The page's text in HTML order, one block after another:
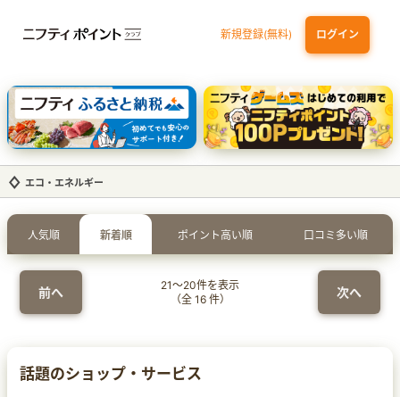
新規登録(無料) ログイン
dカード GOLD 三井住友カード ゴールド（NL）（家族カード発行）
【実質初月無料】DMM | Disney+(ディズニープラス) セットプラン
SBI証券 確定拠出年金（iDeCo）
エコ・エネルギー
人気順 新着順 ポイント高い順 口コミ多い順
前へ 21～20件を表示
（全 16件） 次へ
話題のショップ・サービス